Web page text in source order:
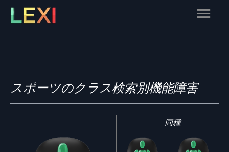
Skip
Main
スポーツのクラス検索別機能障害
同種